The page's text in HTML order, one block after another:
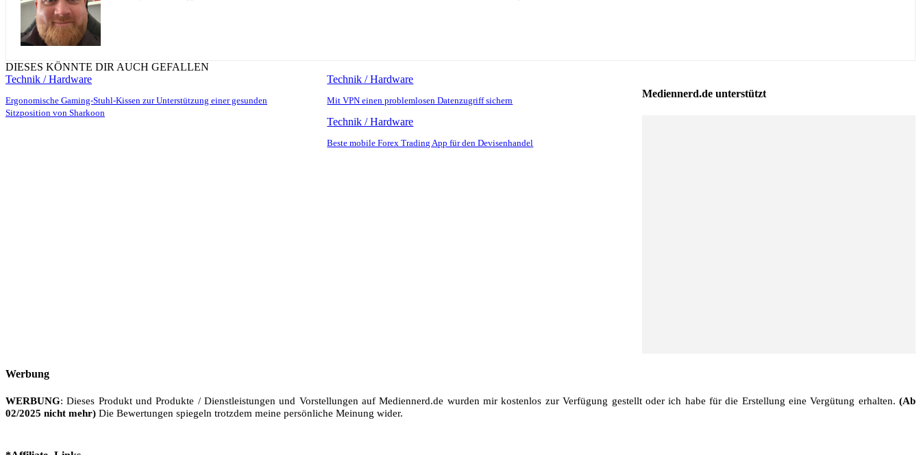
DIESES KÖNNTE DIR AUCH GEFALLEN
Technik / Hardware
Ergonomische Gaming-Stuhl-Kissen zur Unterstützung einer gesunden
Sitzposition von Sharkoon
Technik / Hardware
Mit VPN einen problemlosen Datenzugriff sichern
Technik / Hardware
Beste mobile Forex Trading App für den Devisenhandel
Mediennerd.de unterstützt
Werbung
WERBUNG: Dieses Produkt und Produkte / Dienstleistungen und Vorstellungen auf Mediennerd.de wurden mir kostenlos zur Verfügung gestellt oder ich habe für die Erstellung eine Vergütung erhalten. (Ab
02/2025 nicht mehr) Die Bewertungen spiegeln trotzdem meine persönliche Meinung wider.